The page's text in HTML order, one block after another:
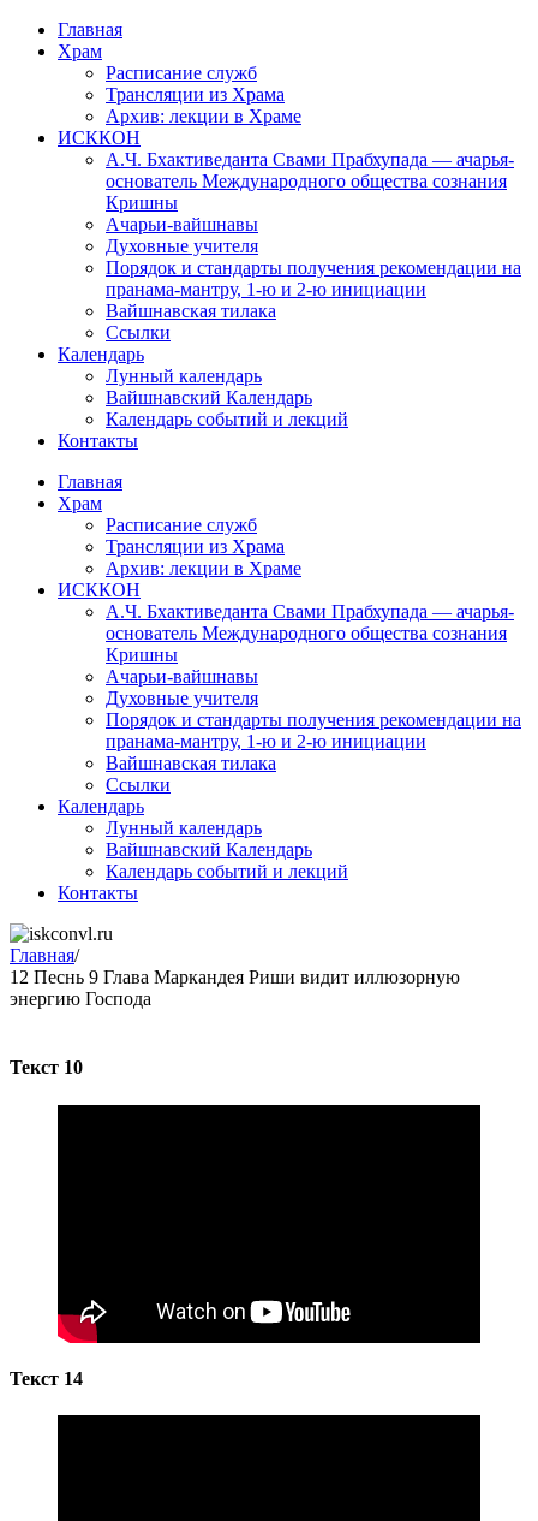
Перейти
содержимому
Главная
Храм
Расписание служб
Трансляции из Храма
Архив: лекции в Храме
ИСККОН
А.Ч. Бхактиведанта Свами Прабхупада — ачарья-
основатель Международного общества сознания
Кришны
Ачарьи-вайшнавы
Духовные учителя
Порядок и стандарты получения рекомендации на
пранама-мантру, 1-ю и 2-ю инициации
Вайшнавская тилака
Ссылки
Календарь
Лунный календарь
Вайшнавский Календарь
Календарь событий и лекций
Контакты
Главная
Храм
Расписание служб
Трансляции из Храма
Архив: лекции в Храме
ИСККОН
А.Ч. Бхактиведанта Свами Прабхупада — ачарья-
основатель Международного общества сознания
Кришны
Ачарьи-вайшнавы
Духовные учителя
Порядок и стандарты получения рекомендации на
пранама-мантру, 1-ю и 2-ю инициации
Вайшнавская тилака
Ссылки
Календарь
Лунный календарь
Вайшнавский Календарь
Календарь событий и лекций
Контакты
Главная/
12 Песнь 9 Глава Маркандея Риши видит иллюзорную
энергию Господа
Текст 10
Текст 14